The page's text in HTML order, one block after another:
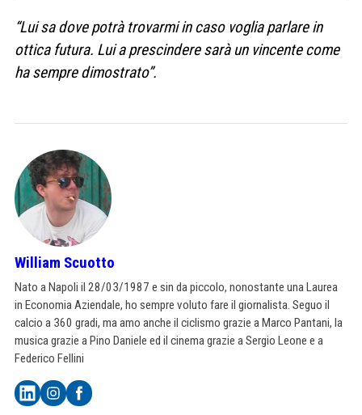
“Lui sa dove potrà trovarmi in caso voglia parlare in
ottica futura. Lui a prescindere sarà un vincente come
ha sempre dimostrato”.
William Scuotto
Nato a Napoli il 28/03/1987 e sin da piccolo, nonostante una Laurea
in Economia Aziendale, ho sempre voluto fare il giornalista. Seguo il
calcio a 360 gradi, ma amo anche il ciclismo grazie a Marco Pantani, la
musica grazie a Pino Daniele ed il cinema grazie a Sergio Leone e a
Federico Fellini